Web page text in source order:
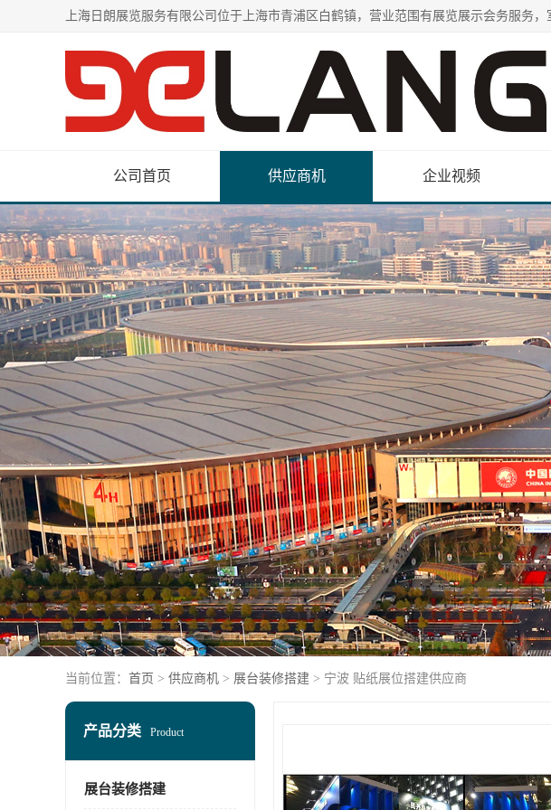
公司首页 供应商机 企业视频
当前位置： 首页 > 供应商机 > 展台装修搭建 > 宁波 贴纸展位搭建供应商
产品分类 Product
展台装修搭建